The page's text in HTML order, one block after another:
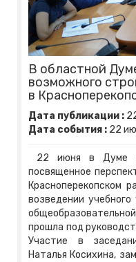
В областной
возможного
в
Дата публикации :
Дата события : 22
22 июня в Думе
посвященное
Красноперекопском
возведении
прошла под
Участие в
Наталья Косихина,